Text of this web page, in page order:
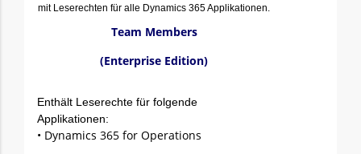
mit Leserechten für alle Dynamics 365 Applikationen.
Team Members
(Enterprise Edition)
Enthält Leserechte für folgende
Applikationen:
• Dynamics 365 for Operations